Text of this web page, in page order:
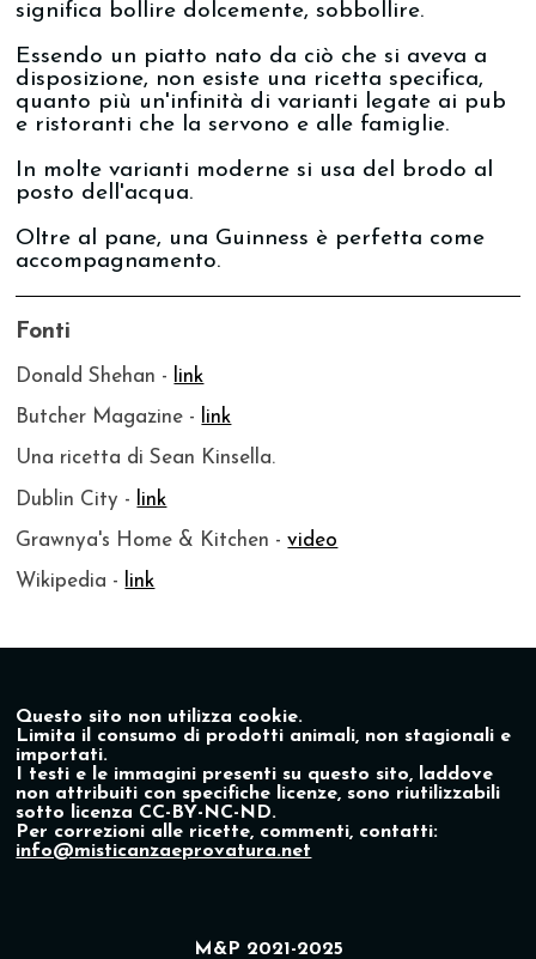
significa bollire dolcemente, sobbollire.
Essendo un piatto nato da ciò che si aveva a
disposizione, non esiste una ricetta specifica,
quanto più un'infinità di varianti legate ai pub
e ristoranti che la servono e alle famiglie.
In molte varianti moderne si usa del brodo al
posto dell'acqua.
Oltre al pane, una Guinness è perfetta come
accompagnamento.
Fonti
Donald Shehan - link
Butcher Magazine - link
Una ricetta di Sean Kinsella.
Dublin City - link
Grawnya's Home & Kitchen -video
Wikipedia - link
Questo sito non utilizza cookie.
Limita il consumo di prodotti animali, non stagionali e
importati.
I testi e le immagini presenti su questo sito, laddove
non attribuiti con specifiche licenze, sono riutilizzabili
sotto licenza CC-BY-NC-ND.
Per correzioni alle ricette, commenti, contatti:
info@misticanzaeprovatura.net
M&P 2021-2025